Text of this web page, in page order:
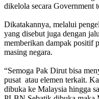
dikelola secara Government
Dikatakannya, melalui
yang disebut juga dengan
memberikan dampak positif
masing negara.
“Semoga Pak Dirut bisa
pusat atau elemen terkait.
dibuka ke Malaysia hingga